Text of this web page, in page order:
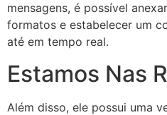
mensagens, é possível
formatos e estabelecer um
até em tempo real.
Estamos Nas
Além disso, ele possui uma